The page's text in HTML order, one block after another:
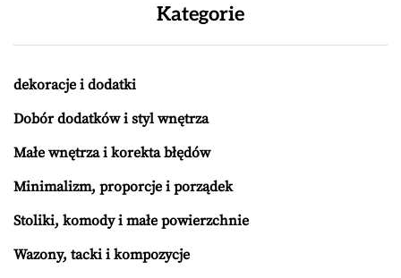
Kategorie
dekoracje i dodatki
Dobór dodatków i styl wnętrza
Małe wnętrza i korekta błędów
Minimalizm, proporcje i porządek
Stoliki, komody i małe powierzchnie
Wazony, tacki i kompozycje